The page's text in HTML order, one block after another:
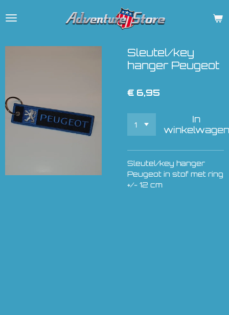
direct
Sleutel/key
hanger Peugeot
€ 6,95
In
winkelwagen
Sleutel/key hanger
Peugeot in stof met ring
+/- 12 cm